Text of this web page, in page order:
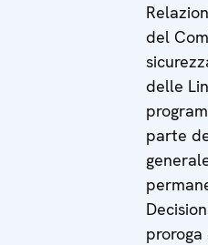
del
delle
parte